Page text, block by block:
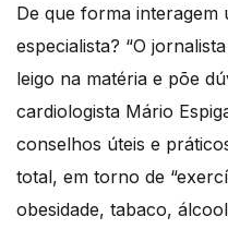
De que forma interagem
especialista? “O
leigo na matéria e põe
cardiologista Mário
conselhos úteis e
total, em torno de
obesidade, tabaco,